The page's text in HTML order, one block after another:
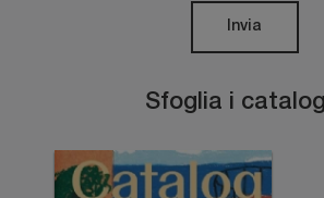
Sfoglia i
Invia